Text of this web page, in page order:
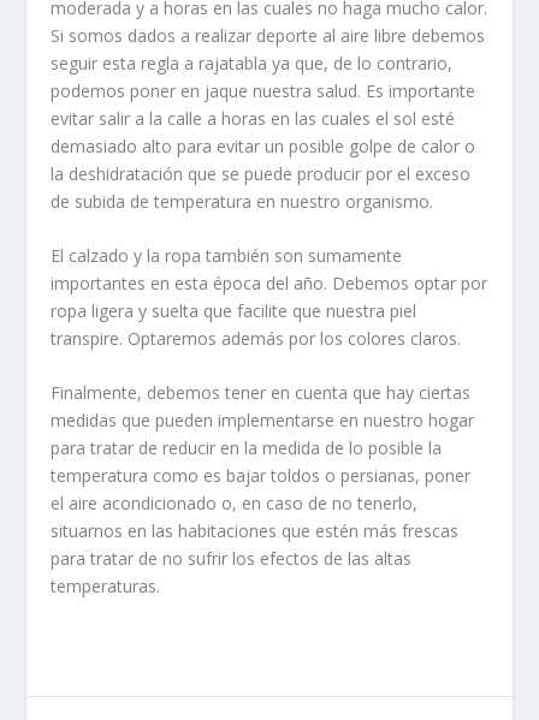
moderada y a horas en las cuales no haga mucho calor.
Si somos dados a realizar deporte al aire libre debemos
seguir esta regla a rajatabla ya que, de lo contrario,
podemos poner en jaque nuestra salud. Es importante
evitar salir a la calle a horas en las cuales el sol esté
demasiado alto para evitar un posible golpe de calor o
la deshidratación que se puede producir por el exceso
de subida de temperatura en nuestro organismo.
El calzado y la ropa también son sumamente
importantes en esta época del año. Debemos optar por
ropa ligera y suelta que facilite que nuestra piel
transpire. Optaremos además por los colores claros.
Finalmente, debemos tener en cuenta que hay ciertas
medidas que pueden implementarse en nuestro hogar
para tratar de reducir en la medida de lo posible la
temperatura como es bajar toldos o persianas, poner
el aire acondicionado o, en caso de no tenerlo,
situarnos en las habitaciones que estén más frescas
para tratar de no sufrir los efectos de las altas
temperaturas.